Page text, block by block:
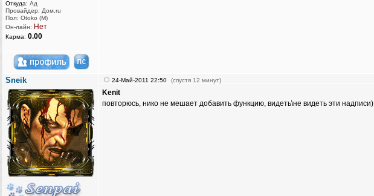
Откуда: Ад
Провайдер: Дом.ru
Пол: Otoko (M)
Он-лайн: Нет
Карма: 0.00
Sneik 24-Май-2011 22:50 (спустя 12 минут)
Kenit
повторюсь, нико не мешает добавить функцию, видеть\не видеть эти надписи)